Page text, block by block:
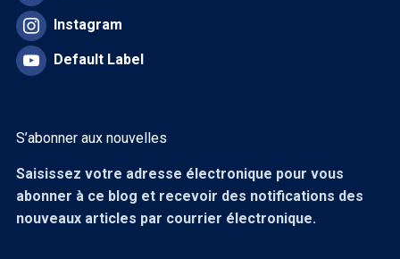
Instagram
Default Label
S’abonner aux nouvelles
Saisissez votre adresse électronique pour vous
abonner à ce blog et recevoir des notifications des
nouveaux articles par courrier électronique.